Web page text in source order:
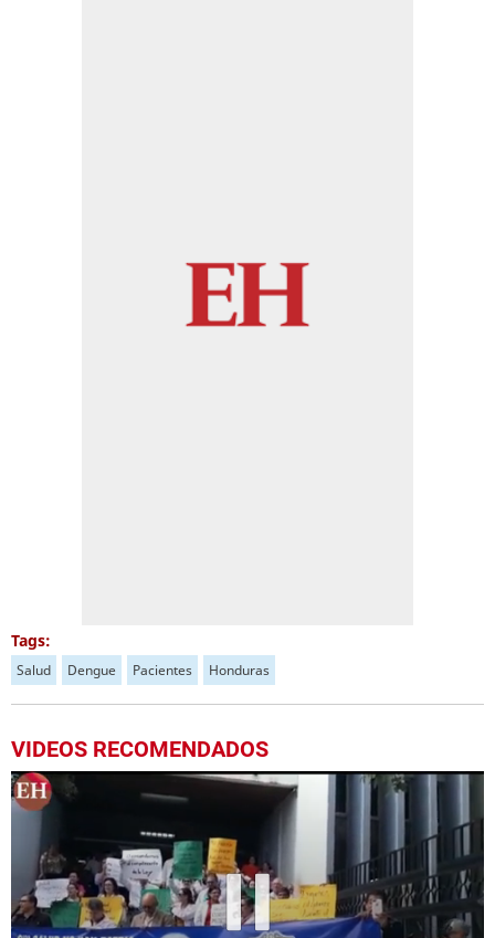
Tags:
Salud Dengue Pacientes Honduras
VIDEOS RECOMENDADOS